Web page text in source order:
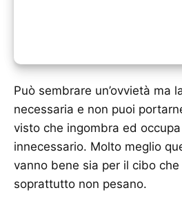
Può sembrare un’ovvietà ma
necessaria e non puoi
visto che ingombra ed
innecessario. Molto meglio
vanno bene sia per il cibo che
soprattutto non pesano.